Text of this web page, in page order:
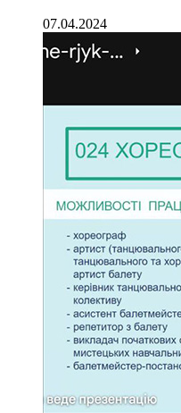
07.04.2024